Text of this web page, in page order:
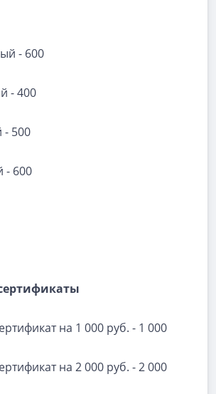
- 600
- 400
- 500
- 600
на 1 000 руб. - 1 000
на 2 000 руб. - 2 000